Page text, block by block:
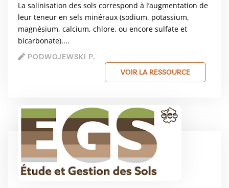
La salinisation des sols correspond à l’augmentation de
leur teneur en sels minéraux (sodium, potassium,
magnésium, calcium, chlore, ou encore sulfate et
bicarbonate)....
PODWOJEWSKI P.
VOIR LA RESSOURCE